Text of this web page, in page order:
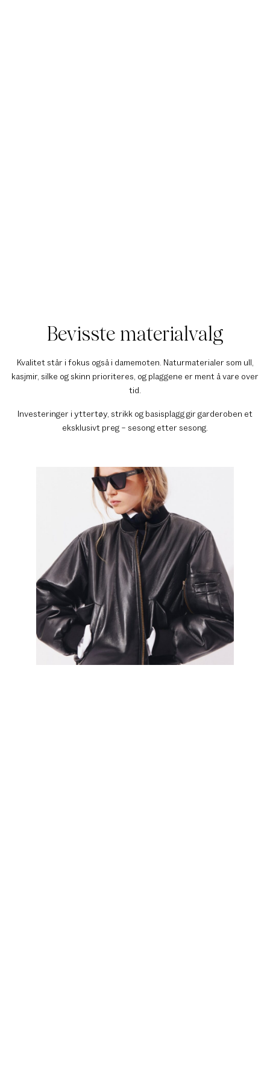
Bevisste materialvalg
Kvalitet står i fokus også i damemoten. Naturmaterialer som ull,
kasjmir, silke og skinn prioriteres, og plaggene er ment å vare over
tid.
Investeringer i yttertøy, strikk og basisplagg gir garderoben et
eksklusivt preg – sesong etter sesong.